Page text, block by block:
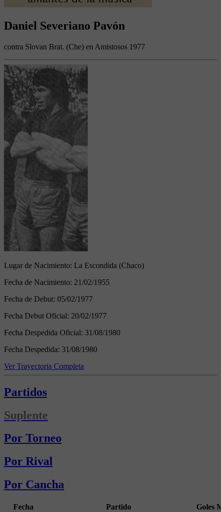
Daniel Severiano Pavón
contra Slovan Brat. (Che) en Amistosos 1977
Lugar de Nacimiento: La Escondida (Chaco)
Fecha de Nacimiento: 21/02/1955
Fecha de Debut: 05/02/1977
Fecha Debut Oficial: 20/02/1977
Fecha Despedida Oficial: 31/08/1980
Fecha Despedida: 31/08/1980
Ver Trayectoria Completa
Partidos
Suplente
Por Torneo
Por Rival
Por Cancha
Fecha Partido Goles